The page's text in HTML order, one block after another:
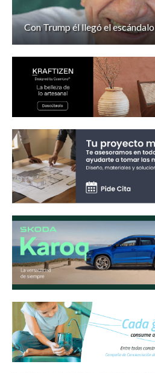
Con Trump él llegó el escándalo